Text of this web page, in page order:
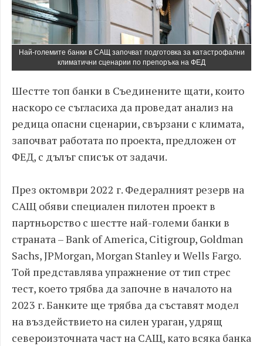
Най-големите банки в САЩ започват подготовка за катастрофални
климатични сценарии по препоръка на ФЕД
Шестте топ банки в Съединените щати, които
наскоро се съгласиха да проведат анализ на
редица опасни сценарии, свързани с климата,
започват работата по проекта, предложен от
ФЕД, с дълъг списък от задачи.
През октомври 2022 г. Федералният резерв на
САЩ обяви специален пилотен проект в
партньорство с шестте най-големи банки в
страната – Bank of America, Citigroup, Goldman
Sachs, JPMorgan, Morgan Stanley и Wells Fargo.
Той представлява упражнение от тип стрес
тест, което трябва да започне в началото на
2023 г. Банките ще трябва да съставят модел
на въздействието на силен ураган, удрящ
североизточната част на САЩ, като всяка банка